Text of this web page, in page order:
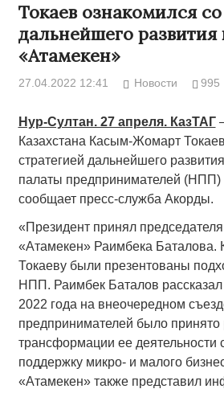
Токаев ознакомился
дальнейшего
«Атамекен»
27.04.2022 12:41 Новости 995
Нур-Султан. 27 апреля. КазТАГ
Казахстана Касым-Жомарт
стратегией дальнейшего
палаты предпринимателей (НПП)
сообщает пресс-служба Акорды.
«Президент принял
«Атамекен» Раимбека
Токаеву были презентованы
НПП. Раимбек Баталов
2022 года на внеочередном
предпринимателей было
трансформации ее деятельности
поддержку микро- и малого
«Атамекен» также представил